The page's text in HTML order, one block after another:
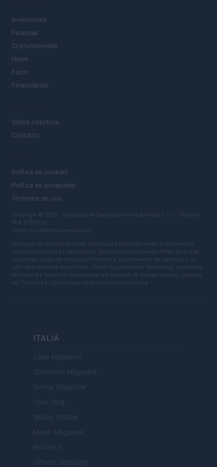
Inversiones
Finanzas
Criptomonedas
News
Fisco
Financiación
Sobre nosotros
Contacto
Política de cookies
Política de privacidad
Términos de uso
Copyright © 2026 · Publicado en España por AdHub Media S.r.l. — Número
REA 2729933
Todos los derechos reservados
Descargo de responsabilidad: Finanzas24 se compromete a mantener su
información precisa y actualizada. Esta información puede diferir de lo que
ve cuando visita una institución financiera, un proveedor de servicios o un
sitio de productos específicos. Todos los productos financieros, productos
de compra y servicios se presentan sin garantía. Al evaluar ofertas, consulte
los Términos y Condiciones de la institución financiera.
ITALIA
Casa Magazine
Cineverse Magazine
Donne Magazine
Food Blog
Milano Notizie
Motor Magazine
Notizie.it
Offerte Shopping